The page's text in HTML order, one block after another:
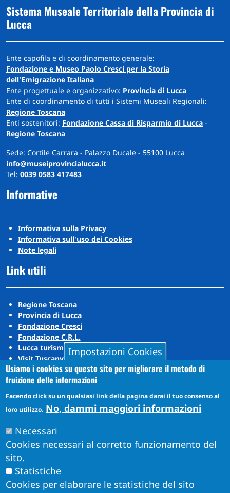
Sistema Museale Territoriale della Provincia di
Lucca
Ente capofila e di coordinamento generale:
Fondazione e Museo Paolo Cresci per la Storia
dell'Emigrazione Italiana
Ente progettuale e organizzativo: Provincia di Lucca
Ente di coordinamento di tutti i Sistemi Museali Regionali:
Regione Toscana
Enti sostenitori: Fondazione Cassa di Risparmio di Lucca -
Regione Toscana
Sede: Cortile Carrara - Palazzo Ducale - 55100 Lucca
info@museiprovincialucca.it
Tel: 0039 0583 417483
Informative
Informativa sulla Privacy
Informativa sull'uso dei Cookies
Note legali
Link utili
Regione Toscana
Provincia di Lucca
Fondazione Cresci
Fondazione C.R.L.
Lucca turismo
Visit Tuscany
Puccini Lands
Social media
YouTube
Impostazioni Cookies
Usiamo i cookies su questo sito per migliorare il metodo di
fruizione delle informazioni
Facendo click su un qualsiasi link della pagina darai il tuo consenso al
loro utilizzo. No, dammi maggiori informazioni
Necessari
Cookies necessari al corretto funzionamento del
sito.
Statistiche
Cookies per elaborare le statistiche del sito